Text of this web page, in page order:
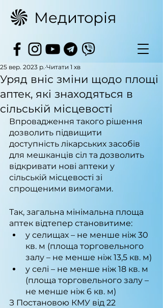
Медиторія
Уряд вніс зміни щодо площі
аптек, які знаходяться в
сільській місцевості
25 вер. 2023 р. Читати 1 хв
Впровадження такого рішення
дозволить підвищити
доступність лікарських засобів
для мешканців сіл та дозволить
відкривати нові аптеки у
сільській місцевості зі
спрощеними вимогами.
Так, загальна мінімальна площа
аптек відтепер становитиме:
у селищах – не менше ніж 30
кв. м (площа торговельного
залу – не менше ніж 13,5 кв. м)
у селі – не менше ніж 18 кв. м
(площа торговельного залу –
не менше ніж 6 кв. м)
З Постановою КМУ від 22